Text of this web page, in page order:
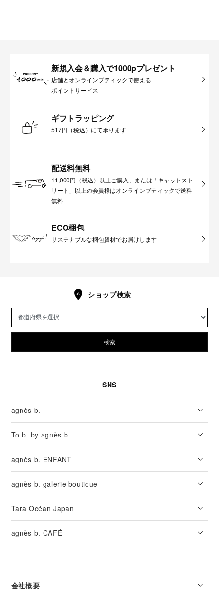
新規入会＆購入で1000pプレゼント
店舗とオンラインブティックで使える
ポイントサービス
ギフトラッピング
517円（税込）にて承ります
配送料無料
11,000円（税込）以上ご購入、または「キャットスト
リート」以上の会員様はオンラインブティックで送料
無料
ECO梱包
サステナブルな梱包資材でお届けします
ショップ検索
検索
SNS
agnès b.
To b. by agnès b.
agnès b. ENFANT
agnès b. galerie boutique
Tara Océan Japan
agnès b. CAFÉ
会社概要